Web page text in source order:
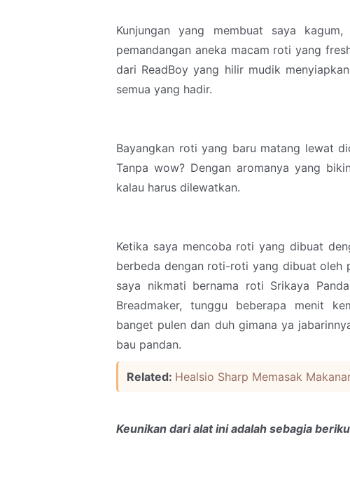
Kunjungan yang membuat saya
pemandangan aneka macam roti yang
dari ReadBoy yang hilir mudik
semua yang hadir.
Bayangkan roti yang baru matang lewat
Tanpa wow? Dengan aromanya yang
kalau harus dilewatkan.
Ketika saya mencoba roti yang dibuat
berbeda dengan roti-roti yang dibuat oleh
saya nikmati bernama roti Srikaya
Breadmaker, tunggu beberapa menit
banget pulen dan duh gimana ya
bau pandan.
Related: Healsio Sharp Memasak
Keunikan dari alat ini adalah sebagia